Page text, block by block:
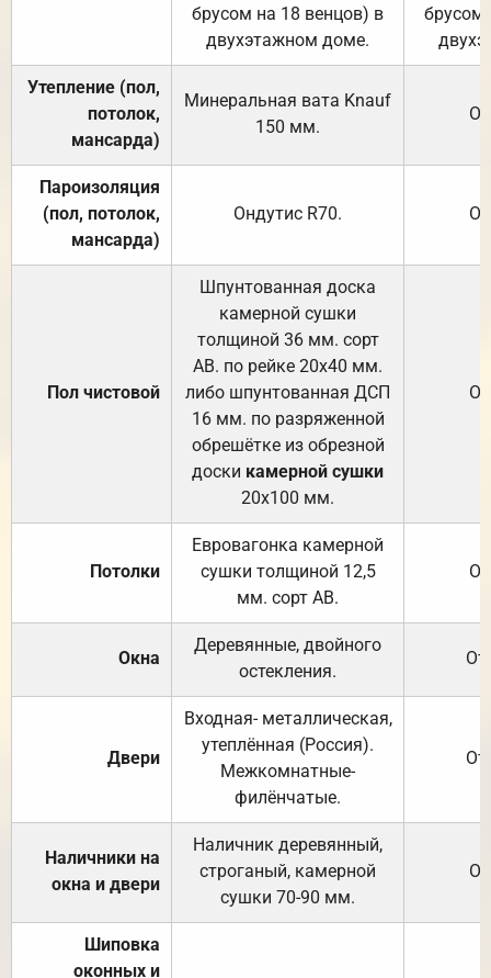
брусом на 18 венцов) в
двухэтажном доме.
брусом
Утепление (пол,
потолок,
мансарда)
Минеральная вата Knauf
150 мм.
Пароизоляция
(пол, потолок,
мансарда)
Ондутис R70.
Пол чистовой
Шпунтованная доска
камерной сушки
толщиной 36 мм. сорт
АВ. по рейке 20х40 мм.
либо шпунтованная ДСП
16 мм. по разряженной
обрешётке из обрезной
доски камерной сушки
20х100 мм.
Потолки
Евровагонка камерной
сушки толщиной 12,5
мм. сорт АВ.
Окна
Деревянные, двойного
остекления.
Двери
Входная- металлическая,
утеплённая (Россия).
Межкомнатные-
филёнчатые.
Наличники на
окна и двери
Наличник деревянный,
строганый, камерной
сушки 70-90 мм.
Шиповка
оконных и